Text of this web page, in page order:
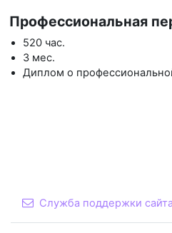
Профессиональная
520 час.
3 мес.
Диплом о
Служба поддержки сайта